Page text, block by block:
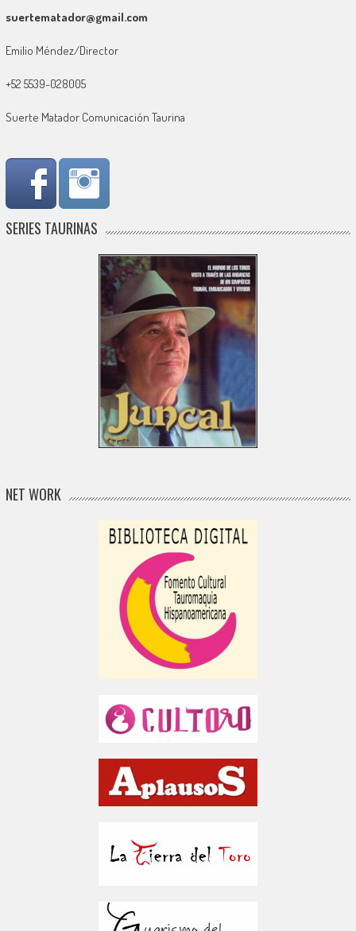
suertematador@gmail.com
Emilio Méndez/Director
+52 5539-028005
Suerte Matador Comunicación Taurina
SERIES TAURINAS
NET WORK